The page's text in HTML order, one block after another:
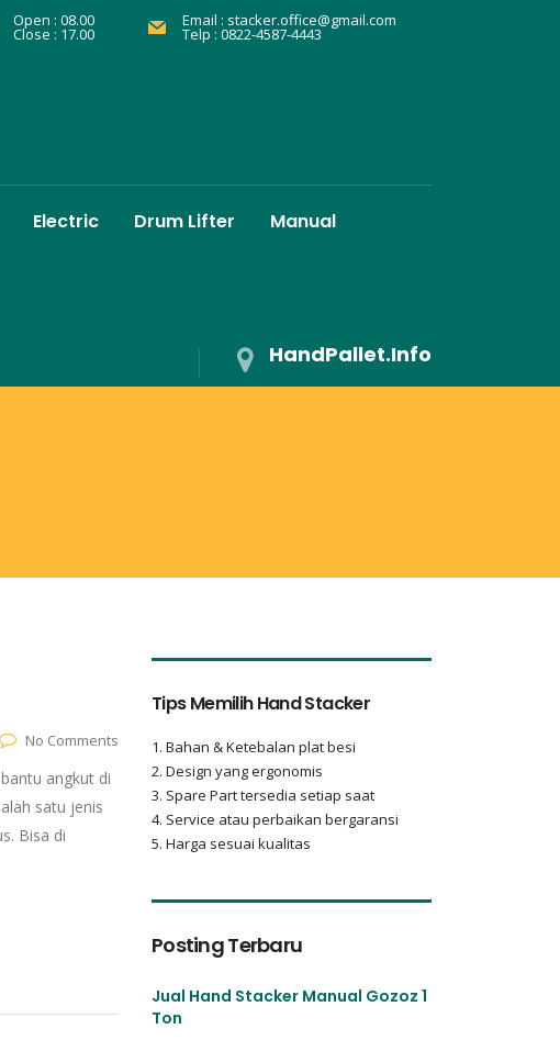
Open : 08.00
Close : 17.00
Email : stacker.office@gmail.com
Telp : 0822-4587-4443
Electric Drum Lifter Manual
HandPallet.Info
No Comments
angkut di
satu jenis
Bisa di
Tips Memilih Hand Stacker
1. Bahan & Ketebalan plat besi
2. Design yang ergonomis
3. Spare Part tersedia setiap saat
4. Service atau perbaikan bergaransi
5. Harga sesuai kualitas
Posting Terbaru
Jual Hand Stacker Manual Gozoz 1
Ton